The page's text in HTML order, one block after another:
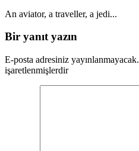
An aviator, a traveller, a jedi...
Bir yanıt yazın
E-posta adresiniz yayınlanmayacak.
işaretlenmişlerdir